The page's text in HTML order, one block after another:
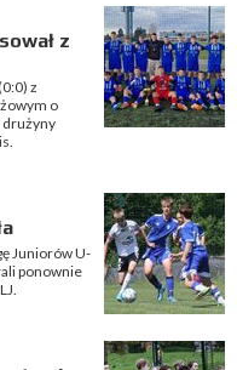
z
z
o
drużyny
Juniorów U-
ponownie